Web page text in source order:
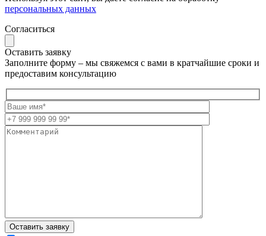
персональных данных
Согласиться
Оставить заявку
Заполните форму – мы свяжемся с вами в кратчайшие сроки и
предоставим консультацию
Оставить заявку